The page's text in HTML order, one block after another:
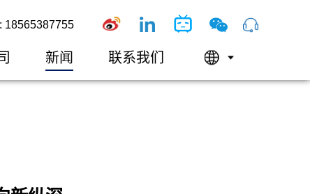
18565387755
新闻 联系我们